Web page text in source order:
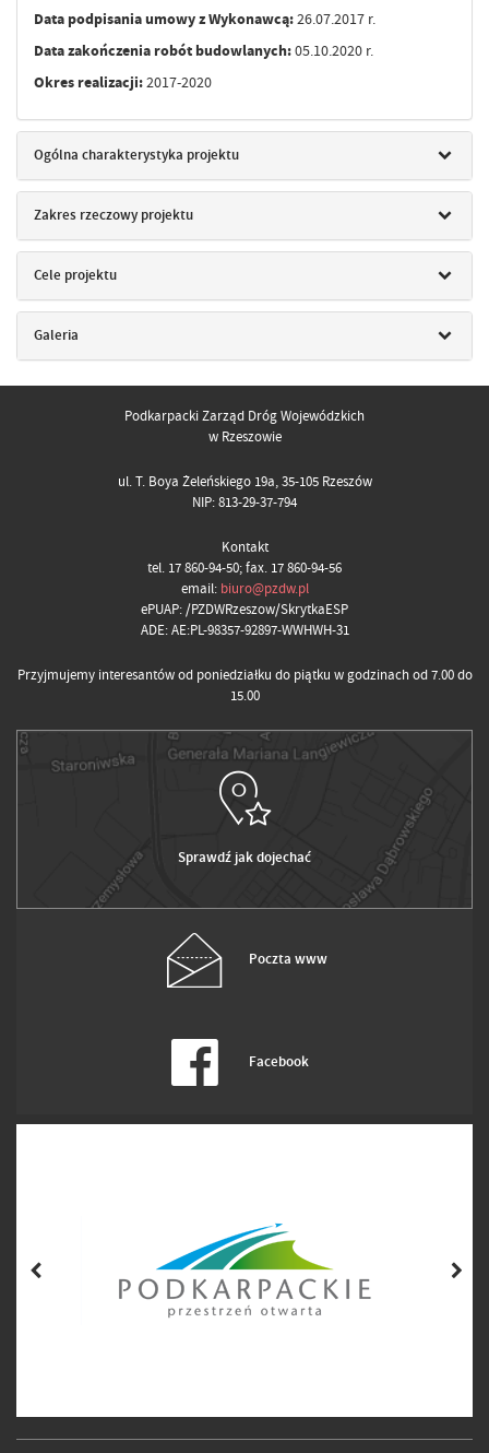
Data podpisania umowy z Wykonawcą:26.07.2017 r.
Data zakończenia robót budowlanych:05.10.2020 r.
Okres realizacji:2017-2020
Ogólna charakterystyka projektu
Zakres rzeczowy projektu
Cele projektu
Galeria
Podkarpacki Zarząd Dróg Wojewódzkich
w Rzeszowie
ul. T. Boya Żeleńskiego 19a, 35-105 Rzeszów
NIP: 813-29-37-794
Kontakt
tel. 17 860-94-50; fax. 17 860-94-56
email: biuro@pzdw.pl
ePUAP: /PZDWRzeszow/SkrytkaESP
ADE: AE:PL-98357-92897-WWHWH-31
Przyjmujemy interesantów od poniedziałku do piątku w godzinach od 7.00 do
15.00
Sprawdź jak dojechać
Poczta www
Facebook